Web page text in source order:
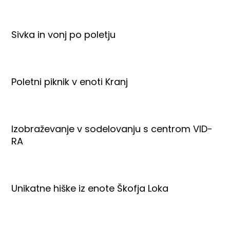
Sivka in vonj po poletju
Poletni piknik v enoti Kranj
Izobraževanje v sodelovanju s centrom VID-
RA
Unikatne hiške iz enote Škofja Loka